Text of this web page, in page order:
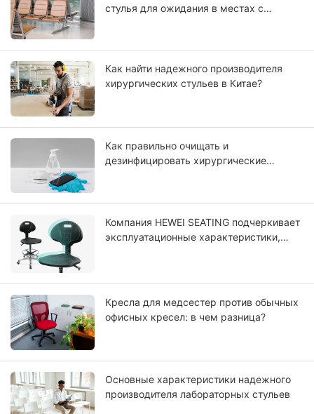
стулья для ожидания в местах с
Как найти надежного производителя
хирургических стульев в Китае?
Как правильно очищать и
дезинфицировать хирургические
Компания HEWEI SEATING подчеркивает
эксплуатационные характеристики,
полиуретана с цельной полиуретановой
оболочкой.
Кресла для медсестер против обычных
офисных кресел: в чем разница?
Основные характеристики надежного
производителя лабораторных стульев